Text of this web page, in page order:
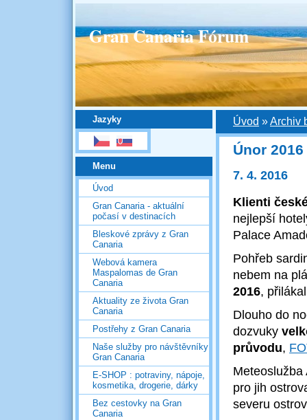
Gran Canaria Fórum
Jazyky
Menu
Úvod
Gran Canaria - aktuální
počasí v destinacích
Bleskové zprávy z Gran
Canaria
Webová kamera
Maspalomas de Gran
Canaria
Aktuality ze života Gran
Canaria
Postřehy z Gran Canaria
Naše služby pro návštěvníky
Gran Canaria
E-SHOP : potraviny, nápoje,
kosmetika, drogerie, dárky
Bez cestovky na Gran
Canaria
Úvod »Archiv
Únor
7. 4. 2016
Klienti
nejlepší
Palace
Pohřeb
nebem na
2016,
Dlouho do
dozvuky
průvodu,
pro jih
severu